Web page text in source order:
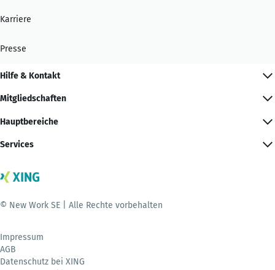
Karriere
Presse
Hilfe & Kontakt
Mitgliedschaften
Hauptbereiche
Services
© New Work SE | Alle Rechte vorbehalten
Impressum
AGB
Datenschutz bei XING